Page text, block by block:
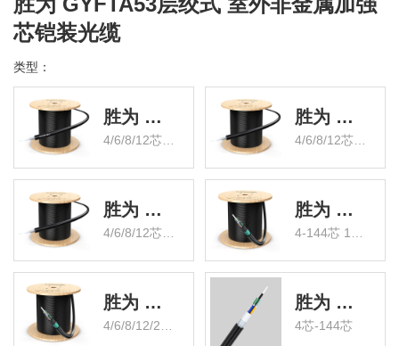
芯铠装光缆
类型：
胜为 GYXTW中心管式 单模 室外铠装光缆 胜为 GYXTW中心管式 多模 室外铠装光缆
胜为 GYXTW中心管式 万兆 室外铠装光缆 胜为 GYTS层绞式 单模 室外铠装光缆
胜为 GYTA/S层绞式 单模 室外铠装光缆 胜为 GYTA松套层绞式 室外铠装光缆
4芯-144芯